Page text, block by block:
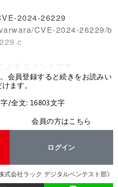
2024-26229
CVE-2024-26229/b
よるコメントです。
会員登録すると続きをお読みい
ます。
/全文: 16803文字
会員の方はこちら
ログイン
式会社ラック デジタルペンテスト部》